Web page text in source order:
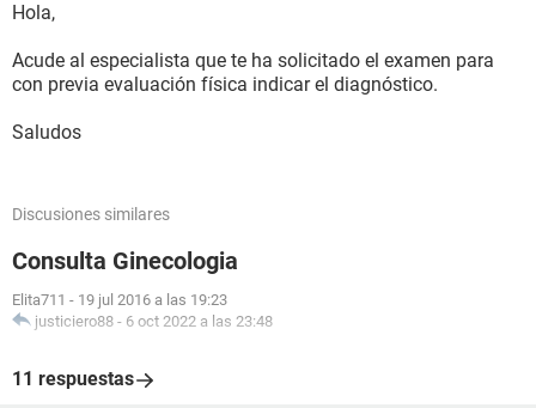
Hola,
Acude al especialista que te ha solicitado el examen para
con previa evaluación física indicar el diagnóstico.
Saludos
Discusiones similares
Consulta Ginecologia
Elita711 - 19 jul 2016 a las 19:23
justiciero88 - 6 oct 2022 a las 23:48
11 respuestas